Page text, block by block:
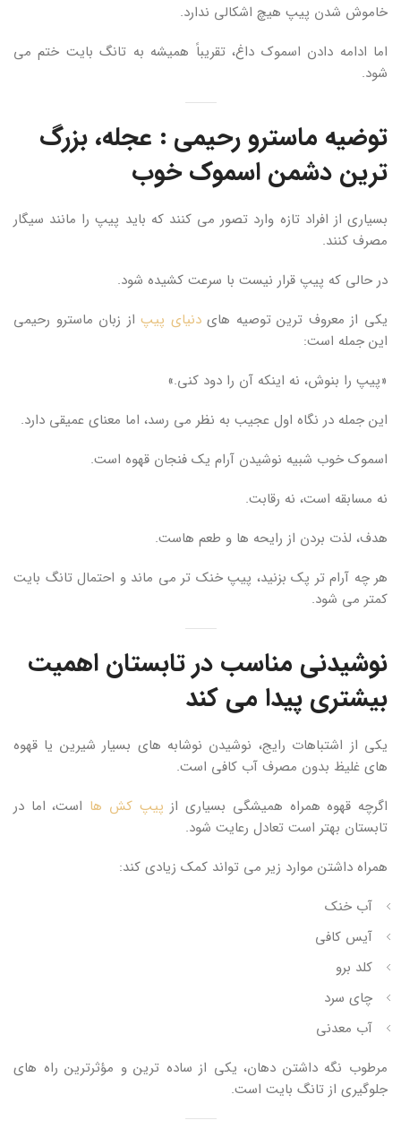
خاموش شدن پیپ هیچ اشکالی ندارد.
اما ادامه دادن اسموک داغ، تقریباً همیشه به تانگ بایت ختم می
شود.
توضیه ماسترو رحیمی : عجله، بزرگ
ترین دشمن اسموک خوب
بسیاری از افراد تازه وارد تصور می کنند که باید پیپ را مانند سیگار
مصرف کنند.
در حالی که پیپ قرار نیست با سرعت کشیده شود.
یکی از معروف ترین توصیه هایدنیای پیپاز زبان ماسترو رحیمی
این جمله است:
«پیپ را بنوش، نه اینکه آن را دود کنی.»
این جمله در نگاه اول عجیب به نظر می رسد، اما معنای عمیقی دارد.
اسموک خوب شبیه نوشیدن آرام یک فنجان قهوه است.
نه مسابقه است، نه رقابت.
هدف، لذت بردن از رایحه ها و طعم هاست.
هر چه آرام تر پک بزنید، پیپ خنک تر می ماند و احتمال تانگ بایت
کمتر می شود.
نوشیدنی مناسب در تابستان اهمیت
بیشتری پیدا می کند
یکی از اشتباهات رایج، نوشیدن نوشابه های بسیار شیرین یا قهوه
های غلیظ بدون مصرف آب کافی است.
اگرچه قهوه همراه همیشگی بسیاری از پیپ کش ها است، اما در
تابستان بهتر است تعادل رعایت شود.
همراه داشتن موارد زیر می تواند کمک زیادی کند:
آب خنک
آیس کافی
کلد برو
چای سرد
آب معدنی
مرطوب نگه داشتن دهان، یکی از ساده ترین و مؤثرترین راه های
جلوگیری از تانگ بایت است.